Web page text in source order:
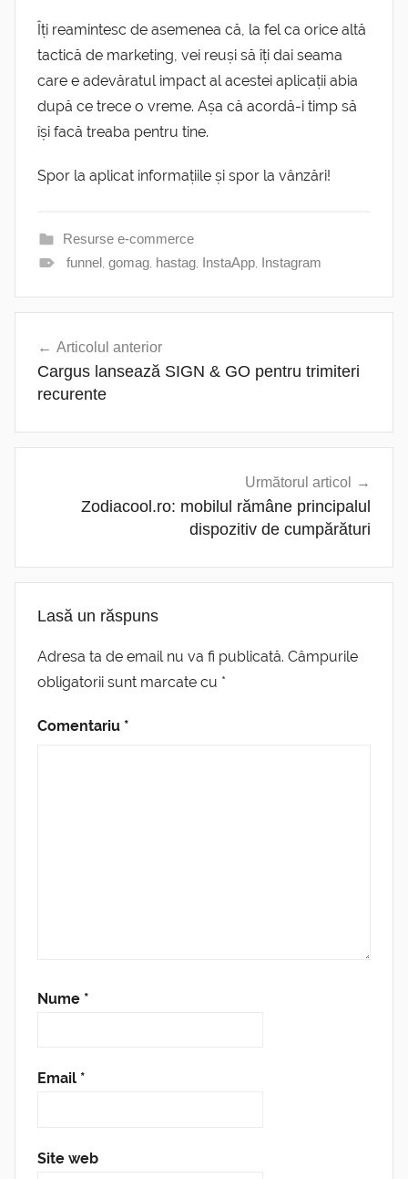
Îți reamintesc de asemenea că, la fel ca orice altă
tactică de marketing, vei reuși să îți dai seama
care e adevăratul impact al acestei aplicații abia
după ce trece o vreme. Așa că acordă-i timp să
își facă treaba pentru tine.
Spor la aplicat informațiile și spor la vânzări!
Resurse e-commerce
funnel, gomag, hastag, InstaApp, Instagram
articole
Articolul anterior
Cargus lansează SIGN & GO pentru trimiteri
recurente
Următorul articol
Zodiacool.ro: mobilul rămâne principalul
dispozitiv de cumpărături
Lasă un răspuns
Adresa ta de email nu va fi publicată. Câmpurile
obligatorii sunt marcate cu *
Comentariu *
Nume *
Email *
Site web